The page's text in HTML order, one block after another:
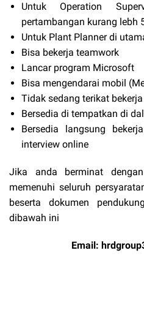
Untuk Operation
pertambangan kurang lebh
Untuk Plant Planner di
Bisa bekerja teamwork
Lancar program Microsoft
Bisa mengendarai mobil
Tidak sedang terikat
Bersedia di tempatkan di
Bersedia langsung
interview online
Jika anda berminat
memenuhi seluruh
beserta dokumen
dibawah ini
Email: